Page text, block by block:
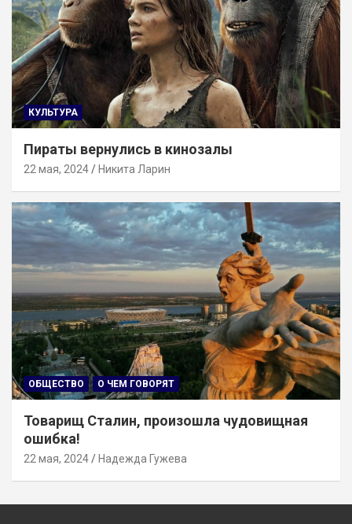
КУЛЬТУРА
Пираты вернулись в кинозалы
22 мая, 2024 Никита Ларин
ОБЩЕСТВО О ЧЕМ ГОВОРЯТ
Товарищ Сталин, произошла чудовищная
ошибка!
22 мая, 2024 Надежда Гужева